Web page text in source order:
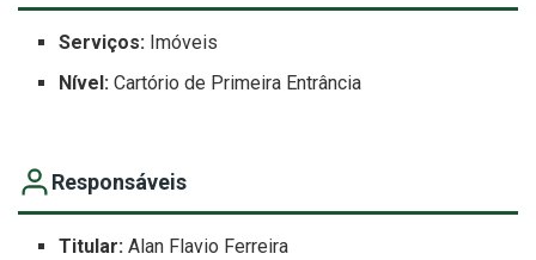
Serviços: Imóveis
Nível: Cartório de Primeira Entrância
Responsáveis
Titular: Alan Flavio Ferreira